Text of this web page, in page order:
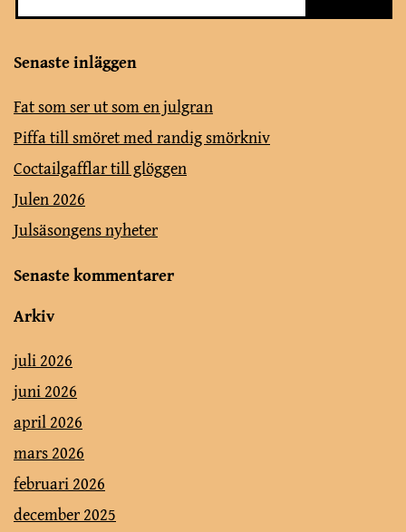
Senaste inläggen
Fat som ser ut som en julgran
Piffa till smöret med randig smörkniv
Coctailgafflar till glöggen
Julen 2026
Julsäsongens nyheter
Senaste kommentarer
Arkiv
juli 2026
juni 2026
april 2026
mars 2026
februari 2026
december 2025